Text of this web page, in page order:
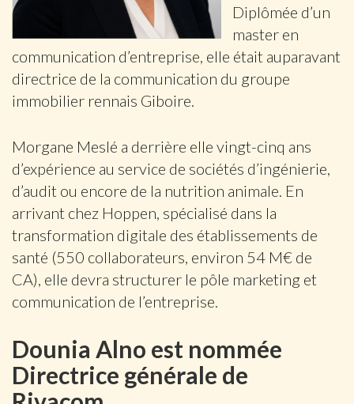
Diplômée d’un
master en
communication d’entreprise, elle était auparavant
directrice de la communication du groupe
immobilier rennais Giboire.
Morgane Meslé a derrière elle vingt-cinq ans
d’expérience au service de sociétés d’ingénierie,
d’audit ou encore de la nutrition animale. En
arrivant chez Hoppen, spécialisé dans la
transformation digitale des établissements de
santé (550 collaborateurs, environ 54 M€ de
CA), elle devra structurer le pôle marketing et
communication de l’entreprise.
Dounia Alno est nommée
Directrice générale de